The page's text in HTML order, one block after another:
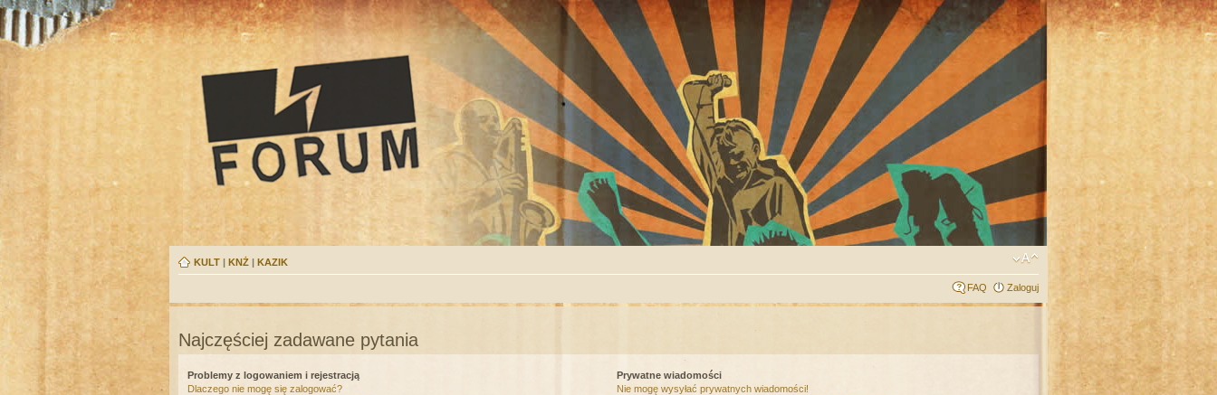
KULT | KNŻ | KAZIK
FAQ Zaloguj
Najczęściej zadawane pytania
Problemy z logowaniem i rejestracją
Dlaczego nie mogę się zalogować?
Prywatne wiadomości
Nie mogę wysyłać prywatnych wiadomości!